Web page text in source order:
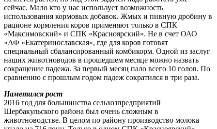
сейчас. Мало кто у нас использует возможность
использования кормовых добавок. Жмых и пивную дробину в
рационе кормления коров применяют только в СПК
«Максимовский» и СПК «Красноярский». Не в счет ОАО
«АФ «Екатеринославская», где для коров готовят
специальный сбалансированный комбикорм. Одной из заслуг
наших животноводов в прошедшем месяце можно назвать
сокращение падежа. За первый месяц пало всего 10 голов. По
сравнению с прошлым годом падеж сократился в три раза.
Наметился рост
2016 год для большинства сельхозпредприятий
Шербакульского района был очень сложным в
животноводстве. В целом по району производство молока